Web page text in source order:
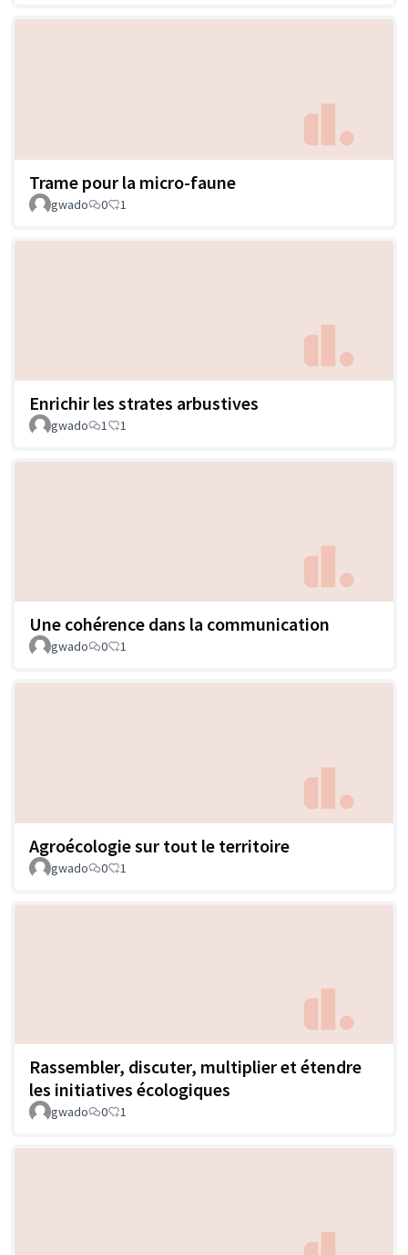
Trame pour la micro-faune
gwado 0 1
Enrichir les strates arbustives
gwado 1 1
Une cohérence dans la communication
gwado 0 1
Agroécologie sur tout le territoire
gwado 0 1
Rassembler, discuter, multiplier et étendre
les initiatives écologiques
gwado 0 1